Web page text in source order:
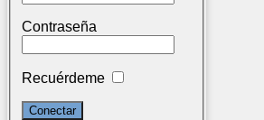
Contraseña
Recuérdeme